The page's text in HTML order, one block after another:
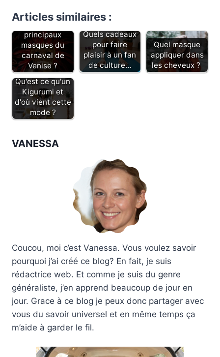
Articles similaires :
Quels sont les
principaux
masques du
carnaval de
Venise ?
Quels cadeaux
pour faire
plaisir à un fan
de culture…
Quel masque
appliquer dans
les cheveux ?
Qu'est ce qu'un
Kigurumi et
d'où vient cette
mode ?
VANESSA
Coucou, moi c’est Vanessa. Vous voulez savoir
pourquoi j’ai créé ce blog? En fait, je suis
rédactrice web. Et comme je suis du genre
généraliste, j’en apprend beaucoup de jour en
jour. Grace à ce blog je peux donc partager avec
vous du savoir universel et en même temps ça
m’aide à garder le fil.